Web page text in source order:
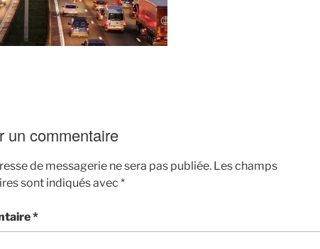
un commentaire
de messagerie ne sera pas publiée. Les champs
sont indiqués avec *
*